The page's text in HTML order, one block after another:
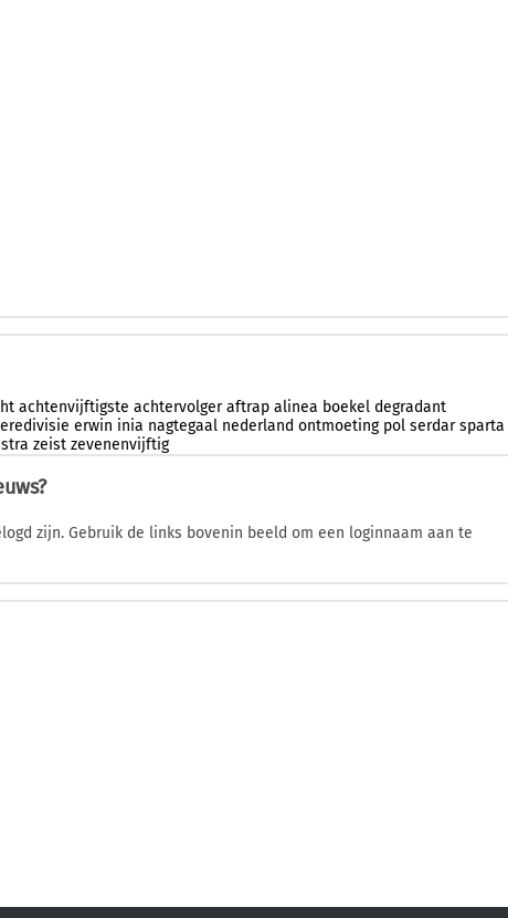
achtenvijftigste achtervolger aftrap alinea boekel degradant
eredivisie erwin inia nagtegaal nederland ontmoeting pol serdar sparta
zeist zevenenvijftig
zijn. Gebruik de links bovenin beeld om een loginnaam aan te